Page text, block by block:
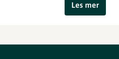
Les mer